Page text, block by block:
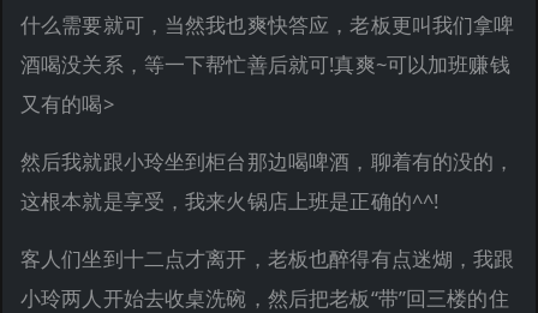
什么需要就可，当然我也爽快答应，老板更叫我们拿啤
酒喝没关系，等一下帮忙善后就可!真爽~可以加班赚钱
又有的喝>
然后我就跟小玲坐到柜台那边喝啤酒，聊着有的没的，
这根本就是享受，我来火锅店上班是正确的^^!
客人们坐到十二点才离开，老板也醉得有点迷煳，我跟
小玲两人开始去收桌洗碗，然后把老板“带”回三楼的住